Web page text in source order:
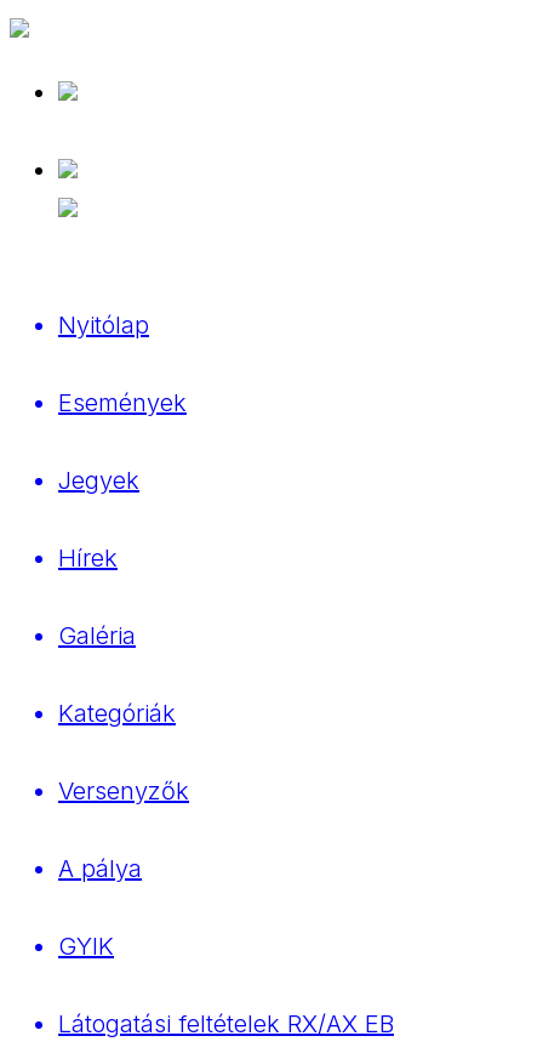
Nyitólap
Események
Jegyek
Hírek
Galéria
Kategóriák
Versenyzők
A pálya
GYIK
Látogatási feltételek RX/AX EB